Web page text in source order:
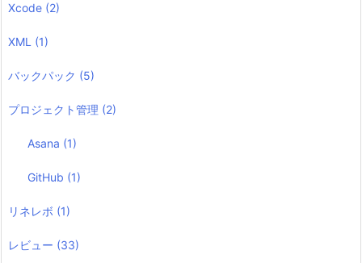
Xcode (2)
XML (1)
バックパック (5)
プロジェクト管理 (2)
Asana (1)
GitHub (1)
リネレボ (1)
レビュー (33)